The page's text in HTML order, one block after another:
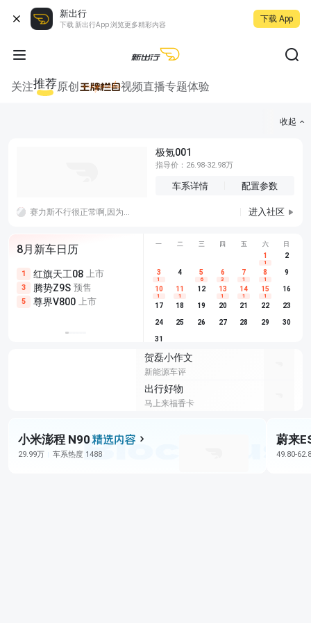
新出行
下载 新出行App 浏览更多精彩内容
下载 App
关注推荐原创 视频直播专题体验
收起
极氪001
指导价：26.98-32.98万
车系详情 配置参数
赛力斯不行很正常啊,因为拿不出手啊，妄想品牌效应，那么就要像特斯拉一样会讲故事，不行就老老实实技术研发，光跟遥遥领先加一个外观是没用的 进入社区
8月新车日历
1 红旗天工08 上市
3 腾势Z9S 预售
5 尊界V800 上市
尊界V680 上市
享界G9 预售
别克至境L7 预售
埃安
长城H10
深蓝S05
一 二 三 四 五 六 日
1
1
2
3
1
4 5
6
6
3
7
1
8
1
9
10
1
11
1
12 13
1
14
1
15
1
16
17 18 19 20 21 22 23
24 25 26 27 28 29 30
31
贺磊小作文
新能源车评
出行好物
马上来福香卡
小米澎程 N90
29.99万 车系热度 1488
蔚来
49.80-